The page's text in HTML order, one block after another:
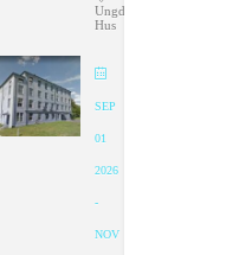
Ungdommens
Hus
SEP
01
2026
-
NOV